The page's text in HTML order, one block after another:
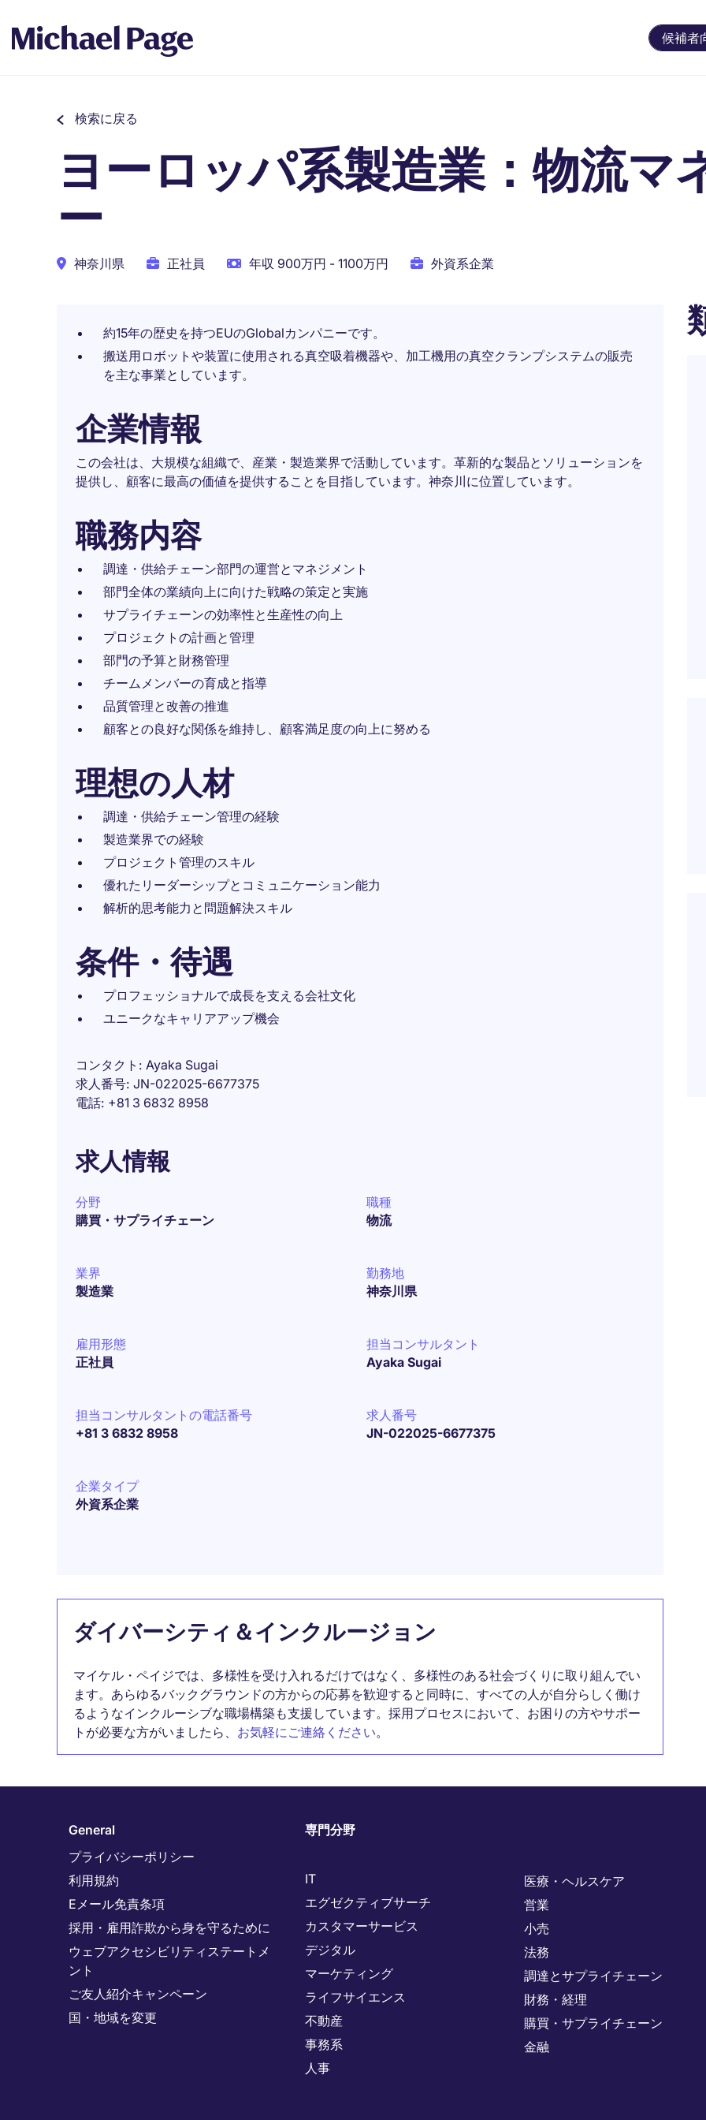
候補者
検索に戻る
ヨーロッパ系製造業：物流マ
ー
神奈川県 正社員 年収 900万円 - 1100万円 外資系企業
約15年の歴史を持つEUのGlobalカンパニーです。
搬送用ロボットや装置に使用される真空吸着機器や、加工機用の真空クランプシステムの販売
を主な事業としています。
企業情報
この会社は、大規模な組織で、産業・製造業界で活動しています。革新的な製品とソリューションを
提供し、顧客に最高の価値を提供することを目指しています。神奈川に位置しています。
職務内容
調達・供給チェーン部門の運営とマネジメント
部門全体の業績向上に向けた戦略の策定と実施
サプライチェーンの効率性と生産性の向上
プロジェクトの計画と管理
部門の予算と財務管理
チームメンバーの育成と指導
品質管理と改善の推進
顧客との良好な関係を維持し、顧客満足度の向上に努める
理想の人材
調達・供給チェーン管理の経験
製造業界での経験
プロジェクト管理のスキル
優れたリーダーシップとコミュニケーション能力
解析的思考能力と問題解決スキル
条件・待遇
プロフェッショナルで成長を支える会社文化
ユニークなキャリアアップ機会
コンタクト
Ayaka Sugai
求人番号 JN-022025-6677375
電話 +81 3 6832 8958
求人情報
分野
購買・サプライチェーン
職種
物流
業界
製造業
勤務地
神奈川県
雇用形態
正社員
担当コンサルタント
Ayaka Sugai
担当コンサルタントの電話番号
+81 3 6832 8958
求人番号
JN-022025-6677375
企業タイプ
外資系企業
ダイバーシティ＆インクルージョン
マイケル・ペイジでは、多様性を受け入れるだけではなく、多様性のある社会づくりに取り組んでい
ます。あらゆるバックグラウンドの方からの応募を歓迎すると同時に、すべての人が自分らしく働け
るようなインクルーシブな職場構築も支援しています。採用プロセスにおいて、お困りの方やサポー
トが必要な方がいましたら、 お気軽にご連絡ください。
General
プライバシーポリシー
利用規約
Eメール免責条項
採用・雇用詐欺から身を守るために
ウェブアクセシビリティステートメ
ント
ご友人紹介キャンペーン
国・地域を変更
専門分野
IT
エグゼクティブサーチ
カスタマーサービス
デジタル
マーケティング
ライフサイエンス
不動産
事務系
人事
医療・ヘルスケア
営業
小売
法務
調達とサプライチェーン
財務・経理
購買・サプライチェーン
金融